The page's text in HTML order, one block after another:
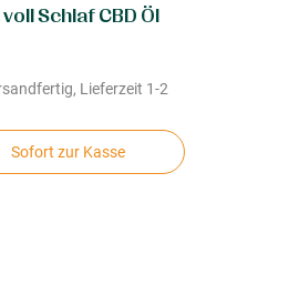
Schlaf CBD Öl
Lieferzeit 1-2
Sofort zur Kasse